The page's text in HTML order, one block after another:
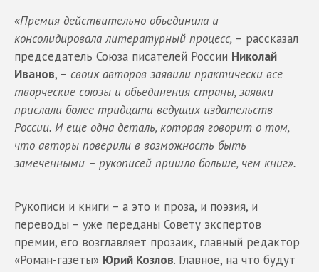
«Премия действительно объединила и
консолидировала литературный процесс, – рассказал
председатель Союза писателей России Николай
Иванов, – своих авторов заявили практически все
творческие союзы и объединения страны, заявки
прислали более тридцати ведущих издательств
России. И еще одна деталь, которая говорит о том,
что авторы поверили в возможность быть
замеченными – рукописей пришло больше, чем книг».
Рукописи и книги – а это и проза, и поэзия, и
переводы – уже переданы Совету экспертов
премии, его возглавляет прозаик, главный редактор
«Роман-газеты» Юрий Козлов. Главное, на что будут